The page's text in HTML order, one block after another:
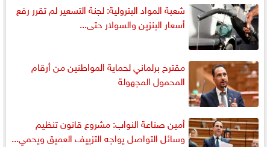
شعبة المواد البترولية: لجنة التسعير لم تقرر رفع
أسعار البنزين والسولار حتى...
مقترح برلماني لحماية المواطنين من أرقام
المحمول المجهولة
أمين صناعة النواب: مشروع قانون تنظيم
وسائل التواصل يواجه التزييف العميق ويحمي...